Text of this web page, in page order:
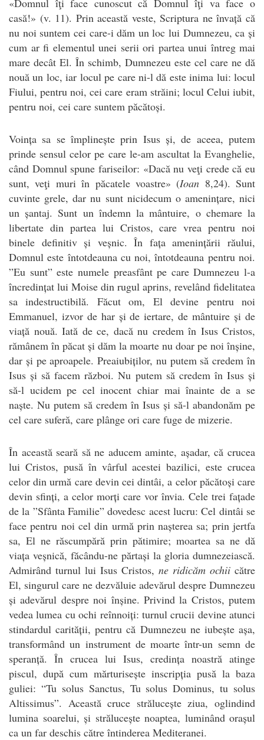
casă!» (v. 11). Prin această veste, Scriptura ne învață că
nu noi suntem cei care-i dăm un loc lui Dumnezeu, ca și
cum ar fi elementul unei serii ori partea unui întreg mai
mare decât El. În schimb, Dumnezeu este cel care ne dă
nouă un loc, iar locul pe care ni-l dă este inima lui: locul
Fiului, pentru noi, cei care eram străini; locul Celui iubit,
pentru noi, cei care suntem păcătoși.
Voința sa se împlinește prin Isus și, de aceea, putem
prinde sensul celor pe care le-am ascultat la Evanghelie,
când Domnul spune fariseilor: «Dacă nu veţi crede că eu
sunt, veţi muri în păcatele voastre» (Ioan 8,24). Sunt
cuvinte grele, dar nu sunt nicidecum o amenințare, nici
un șantaj. Sunt un îndemn la mântuire, o chemare la
libertate din partea lui Cristos, care vrea pentru noi
binele definitiv și veșnic. În fața amenințării răului,
Domnul este întotdeauna cu noi, întotdeauna pentru noi.
”Eu sunt” este numele preasfânt pe care Dumnezeu l-a
încredințat lui Moise din rugul aprins, revelând fidelitatea
sa indestructibilă. Făcut om, El devine pentru noi
Emmanuel, izvor de har și de iertare, de mântuire și de
viață nouă. Iată de ce, dacă nu credem în Isus Cristos,
rămânem în păcat și dăm la moarte nu doar pe noi înșine,
dar și pe aproapele. Preaiubiților, nu putem să credem în
Isus și să facem război. Nu putem să credem în Isus și
să-l ucidem pe cel inocent chiar mai înainte de a se
naște. Nu putem să credem în Isus și să-l abandonăm pe
cel care suferă, care plânge ori care fuge de mizerie.
În această seară să ne aducem aminte, așadar, că crucea
lui Cristos, pusă în vârful acestei bazilici, este crucea
celor din urmă care devin cei dintâi, a celor păcătoși care
devin sfinți, a celor morți care vor învia. Cele trei fațade
de la ”Sfânta Familie” dovedesc acest lucru: Cel dintâi se
face pentru noi cel din urmă prin nașterea sa; prin jertfa
sa, El ne răscumpără prin pătimire; moartea sa ne dă
viața veșnică, făcându-ne părtași la gloria dumnezeiască.
Admirând turnul lui Isus Cristos, ne ridicăm ochii către
El, singurul care ne dezvăluie adevărul despre Dumnezeu
și adevărul despre noi înșine. Privind la Cristos, putem
vedea lumea cu ochi reînnoiți: turnul crucii devine atunci
stindardul carității, pentru că Dumnezeu ne iubește așa,
transformând un instrument de moarte într-un semn de
speranță. În crucea lui Isus, credința noastră atinge
piscul, după cum mărturisește inscripția pusă la baza
guliei: “Tu solus Sanctus, Tu solus Dominus, tu solus
Altissimus”. Această cruce strălucește ziua, oglindind
lumina soarelui, și strălucește noaptea, luminând orașul
ca un far deschis către întinderea Mediteranei.